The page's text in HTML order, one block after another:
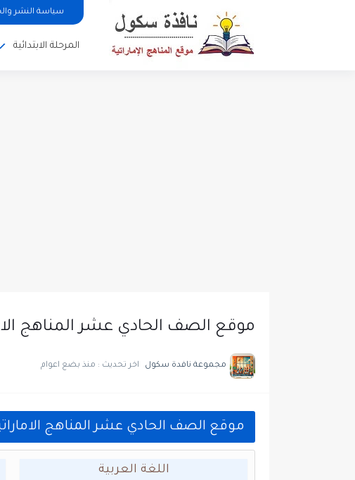
سياسة النشر
المرحلة الابتدائية
موقع الصف الحادي عشر المناهج
مجموعة نافدة سكول اخر تحديث : منذ بضع اعوام
موقع الصف الحادي عشر المناهج
اللغة العربية